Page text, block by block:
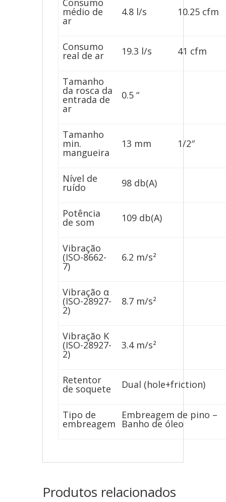
Consumo
médio de
ar
4.8 l/s 10.25 cfm
Consumo
real de ar 19.3 l/s 41 cfm
Tamanho
da rosca da
entrada de
ar
0.5 “
Tamanho
min.
mangueira
13 mm 1/2″
Nível de
ruído 98 db(A)
Potência
de som 109 db(A)
Vibração
(ISO-8662-
7)
6.2 m/s²
Vibração α
(ISO-28927-
2)
8.7 m/s²
Vibração K
(ISO-28927-
2)
3.4 m/s²
Retentor
de soquete Dual (hole+friction)
Tipo de
embreagem
Embreagem de pino –
Banho de óleo
Produtos relacionados